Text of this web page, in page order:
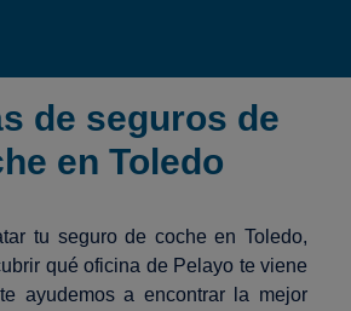
de seguros de
en Toledo
tu seguro de coche en Toledo,
qué oficina de Pelayo te viene
ayudemos a encontrar la mejor